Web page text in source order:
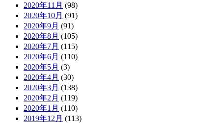
2020年11月 (98)
2020年10月 (91)
2020年9月 (91)
2020年8月 (105)
2020年7月 (115)
2020年6月 (110)
2020年5月 (3)
2020年4月 (30)
2020年3月 (138)
2020年2月 (119)
2020年1月 (110)
2019年12月 (113)